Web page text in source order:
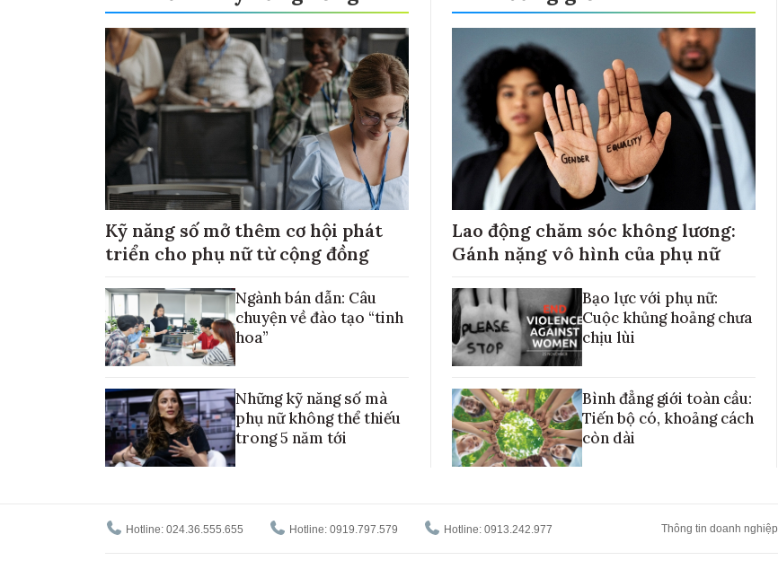
Kỹ năng số mở thêm cơ hội phát
triển cho phụ nữ từ cộng đồng
Ngành bán dẫn: Câu
chuyện về đào tạo “tinh
hoa”
Những kỹ năng số mà
phụ nữ không thể thiếu
trong 5 năm tới
Lao động chăm sóc không lương:
Gánh nặng vô hình của phụ nữ
Bạo lực với phụ nữ:
Cuộc khủng hoảng chưa
chịu lùi
Bình đẳng giới toàn cầu:
Tiến bộ có, khoảng cách
còn dài
Hotline: 024.36.555.655 Hotline: 0919.797.579 Hotline: 0913.242.977 Thông tin doanh nghiệp